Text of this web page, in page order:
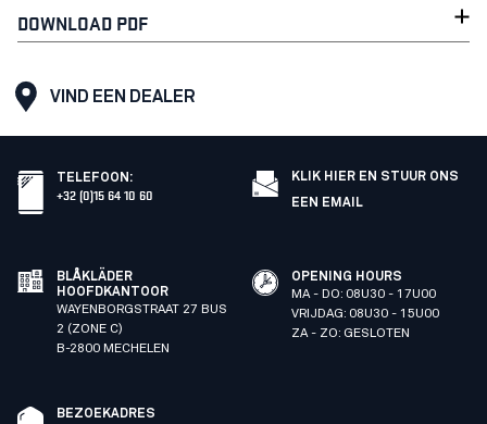
DOWNLOAD PDF
VIND EEN DEALER
TELEFOON :
+32 (0)15 64 10 60
KLIK HIER EN STUUR ONS
EEN EMAIL
BLÅKLÄDER
HOOFDKANTOOR
WAYENBORGSTRAAT 27 BUS
2 (ZONE C)
B-2800 MECHELEN
OPENING HOURS
MA - DO: 08U30 - 17U00
VRIJDAG: 08U30 - 15U00
ZA - ZO: GESLOTEN
BEZOEKADRES